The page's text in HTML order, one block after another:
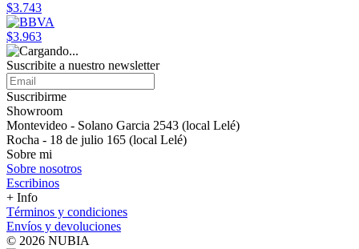
$3.743
$3.963
Suscribite a nuestro newsletter
Suscribirme
Showroom
Montevideo - Solano Garcia 2543 (local Lelé)
Rocha - 18 de julio 165 (local Lelé)
Sobre mi
Sobre nosotros
Escribinos
+ Info
Términos y condiciones
Envíos y devoluciones
© 2026 NUBIA